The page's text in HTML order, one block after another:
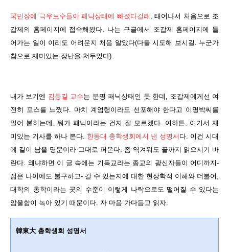
국민장에 극우보수들이 패닉상태에 빠졌다길래 , 태어나서 처음으로 조
갑제의 홈페이지에 접속해봤다. 나는 구글에서 조갑제 홈페이지에 들
어가는 일이 이리도 어려운지 처음 알았다(다들 시도해 보시길. 누군가
참으로 재미있는 장난을 쳐두었다).
내가 보기엔 김동길 교수는 분명 패닉상태인 듯 한데, 조갑제에게선 여
전히 포스를 느꼈다. 마치 계엄령이라도 선포해야 한다고 이명박씨를
밀어 붙히는데, 뭐가 패닉이라는 건지 잘 모르겠다. 여하튼, 여기서 재
미있는 기사를 하나 본다. 한동대 총학생회에서 낸 성명서 다. 이건 시대
에 길이 남을 명문이라 그대로 퍼온다. 좀 역겨워도 끝까지 읽으시기 바
란다. 왜냐하면 이 글 속에는 기독교라는 종교의 광신자들이 어디까지-
젊은 나이에도 불구하고- 갈 수 있는지에 대한 현상학적 이해와 더불어,
대학의 총학이라는 곳의 수준이 이렇게 나락으로도 떨어질 수 있다는
암울함이 녹아 있기 때문이다. 자 마음 가다듬고 읽자.
韓東大 총학생회 성명서